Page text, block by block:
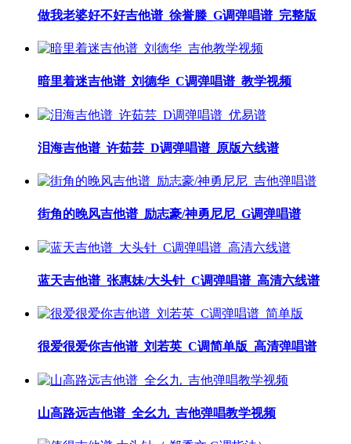
做我老婆好不好吉他谱_徐誉滕_G调弹唱谱_完整版
暗里着迷吉他谱_刘德华_C调弹唱谱_教学视频
泪海吉他谱_许茹芸_D调弹唱谱_原版六线谱
街角的晚风吉他谱_励志豪/神勇尼尼_G调弹唱谱
蓝天吉他谱_张惠妹/大头针_C调弹唱谱_高清六线谱
很爱很爱你吉他谱_刘若英_C调简单版_高清弹唱谱
山高路远吉他谱_全幺九_吉他弹唱教学视频